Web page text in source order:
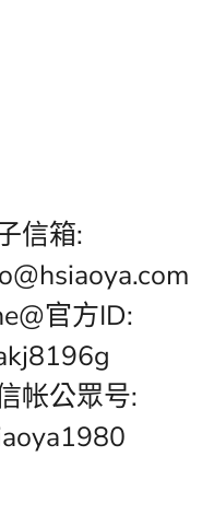
信箱:
官方ID:
帐公眾号: